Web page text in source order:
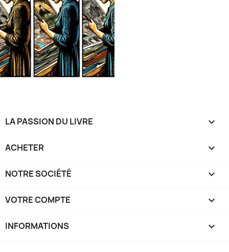
LA PASSION DU LIVRE 
ACHETER 
NOTRE SOCIÉTÉ 
VOTRE COMPTE 
INFORMATIONS keyboard_arrow_down